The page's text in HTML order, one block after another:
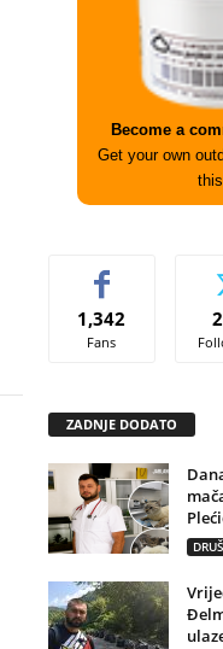
Become a
Get your own
1,342
Fans
ZADNJE DODATO